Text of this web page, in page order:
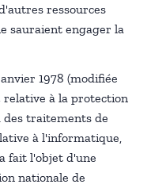
ressources
sauraient engager la
1978 (modifiée
relative à la protection
des traitements de
à l'informatique,
fait l'objet d'une
nationale de